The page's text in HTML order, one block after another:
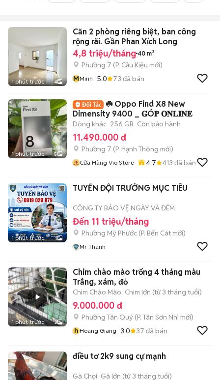
1 phút trước 4
Căn 2 phòng riêng biệt, ban công
rộng rãi. Gần Phan Xích Long
4,8 triệu/tháng 40 m²
Phường 7 (P. Cầu Kiệu mới)
MMinh 5.0 73 đã bán
1 phút trước 5
☘️ Oppo Find X8 New
Dimensity 9400 _ 𝐆Ó𝐏 𝐎𝐍𝐋𝐈𝐍𝐄
Dòng khác 256 GB Còn bảo hành
11.490.000 đ
Phường 7 (P. Hạnh Thông mới)
Cửa Hàng Vio Store 4.7 413 đã bán
1 phút trước 1
TUYỂN ĐỘI TRƯỞNG MỤC TIÊU
CÔNG TY BẢO VỆ NGÀY VÀ ĐÊM
Đến 11 triệu/tháng
Phường Mỹ Phước (P. Bến Cát mới)
Mr Thanh
1 phút trước 3
Chim chào mào trống 4 tháng màu
Trắng, xám, đỏ
Chim Chào Mào Chim lớn (từ 3 tháng tuổi)
9.000.000 đ
Phường Tân Quý (P. Tân Sơn Nhì mới)
hHoang Giang 3.0 37 đã bán
điều tơ 2k9 sung cự mạnh
Gà Chọi Gà lớn (từ 3 tháng tuổi)